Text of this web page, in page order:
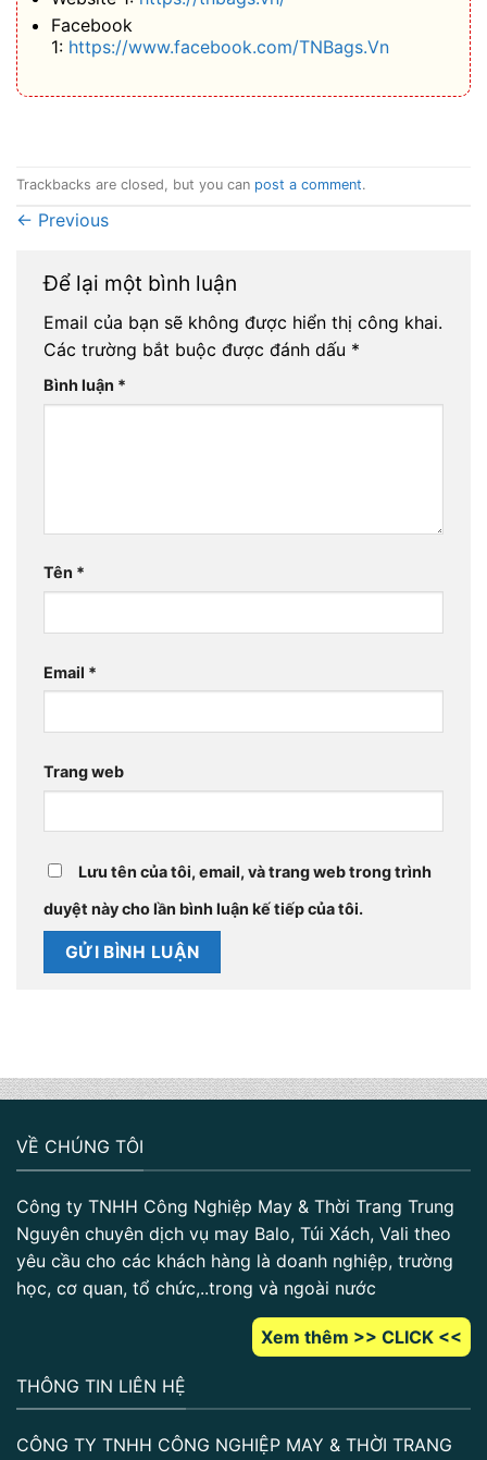
Facebook
1: https://www.facebook.com/TNBags.Vn
Trackbacks are closed, but you can post a comment.
← Previous
Để lại một bình luận
Email của bạn sẽ không được hiển thị công khai.
Các trường bắt buộc được đánh dấu *
Bình luận *
Tên *
Email *
Trang web
Lưu tên của tôi, email, và trang web trong trình
duyệt này cho lần bình luận kế tiếp của tôi.
VỀ CHÚNG TÔI
Công ty TNHH Công Nghiệp May & Thời Trang Trung
Nguyên chuyên dịch vụ may Balo, Túi Xách, Vali theo
yêu cầu cho các khách hàng là doanh nghiệp, trường
học, cơ quan, tổ chức,..trong và ngoài nước
Xem thêm >> CLICK <<
THÔNG TIN LIÊN HỆ
CÔNG TY TNHH CÔNG NGHIỆP MAY & THỜI TRANG